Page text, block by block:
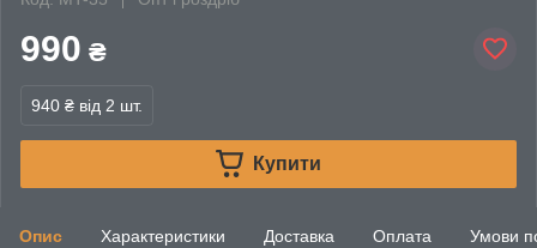
990 ₴
940 ₴ від 2 шт.
Купити
Опис Характеристики Доставка Оплата Умови